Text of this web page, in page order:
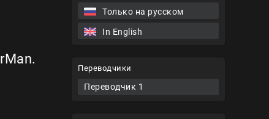
Только на русском
In English
Переводчики
Переводчик 1